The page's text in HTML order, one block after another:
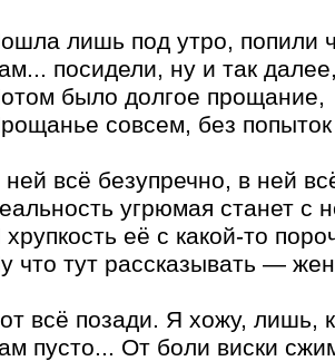
лишь под утро, попили
посидели, ну и так
было долгое прощание,
совсем, без
ней всё безупречно, в ней
угрюмая станет с
хрупкость её с какой-то
что тут рассказывать —
всё позади. Я хожу, лишь,
пусто... От боли виски